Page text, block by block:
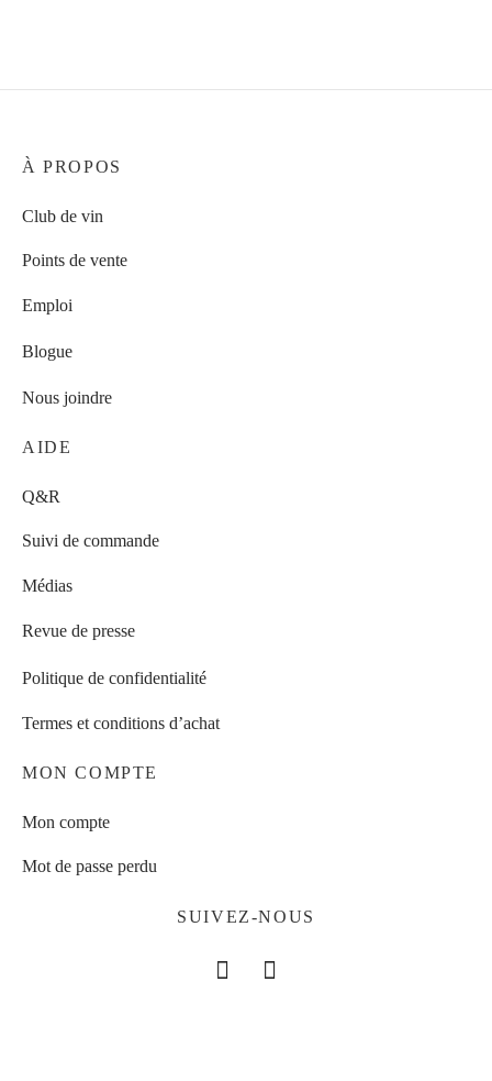
À PROPOS
Club de vin
Points de vente
Emploi
Blogue
Nous joindre
AIDE
Q&R
Suivi de commande
Médias
Revue de presse
Politique de confidentialité
Termes et conditions d’achat
MON COMPTE
Mon compte
Mot de passe perdu
SUIVEZ-NOUS